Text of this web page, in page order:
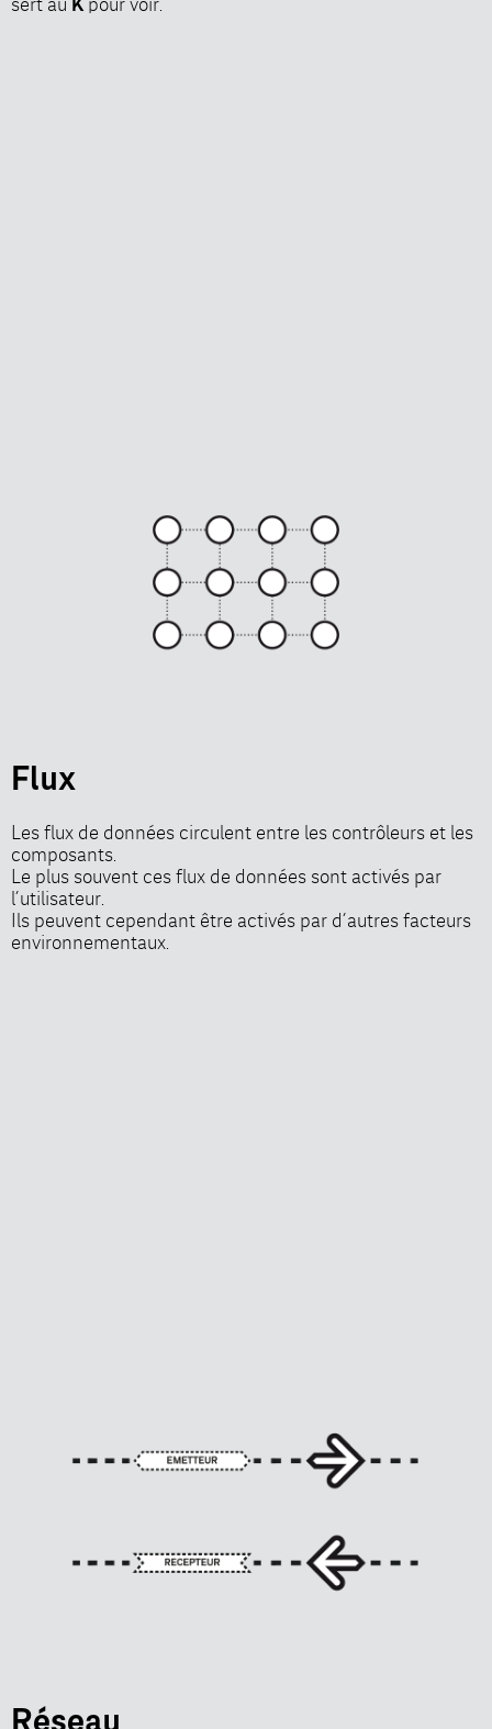
K
Flux
Les flux de données circulent entre les contrôleurs et les
composants.
Le plus souvent ces flux de données sont activés par
l’utilisateur.
Ils peuvent cependant être activés par d’autres facteurs
environnementaux.